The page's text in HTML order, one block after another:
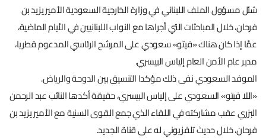
سُئل مسؤول الملف اللبناني في وزارة الخارجية السعودية الأمير يزيد بن
فرحان، خلال المباحثات التي أجراها مع النواب اللبنانيين في الأيام الماضية،
عمَّا إذا كان هناك «فيتو» سعودي على المرشح الرئاسي المدعوم قطريا،
مدير عام الأمن العام إلياس البيسري.
الموفد السعودي نفى ذلك مؤكدا التنسيق بين الدوحة والرياض.
«اللا فيتو» السعودي على إلياس البيسري، حقيقة أكدها النائب عبد الرحمن
البزري عقب مشاركته في اللقاء الذي جمع القوى السنية مع الأمير يزيد بن
فرحان، خلال حديث تلفزيوني له على قناة الجديد.